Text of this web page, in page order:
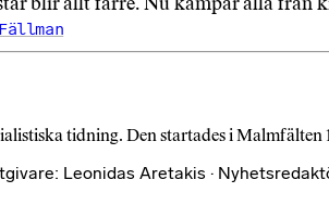
tidning. Den startades i
Leonidas Aretakis ·